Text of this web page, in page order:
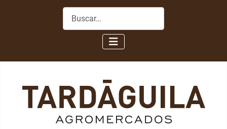
Buscar